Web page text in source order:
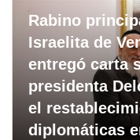
Rabino
Israelita de
entregó carta
presidenta
el
diplomáticas